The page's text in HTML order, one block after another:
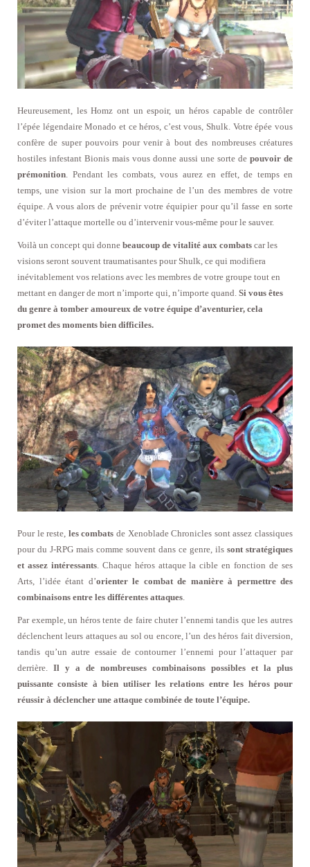
Heureusement, les Homz ont un espoir, un héros capable de contrôler
l’épée légendaire Monado et ce héros, c’est vous, Shulk. Votre épée vous
confère de super pouvoirs pour venir à bout des nombreuses créatures
hostiles infestant Bionis mais vous donne aussi une sorte de pouvoir de
prémonition . Pendant les combats, vous aurez en effet, de temps en
temps, une vision sur la mort prochaine de l’un des membres de votre
équipe. A vous alors de prévenir votre équipier pour qu’il fasse en sorte
d’éviter l’attaque mortelle ou d’intervenir vous-même pour le sauver.
Voilà un concept qui donne beaucoup de vitalité aux combats car les
visions seront souvent traumatisantes pour Shulk, ce qui modifiera
inévitablement vos relations avec les membres de votre groupe tout en
mettant en danger de mort n’importe qui, n’importe quand. Si vous êtes
du genre à tomber amoureux de votre équipe d’aventurier, cela
promet des moments bien difficiles.
Pour le reste, les combats de Xenoblade Chronicles sont assez classiques
pour du J-RPG mais comme souvent dans ce genre, ils sont stratégiques
et assez intéressants. Chaque héros attaque la cible en fonction de ses
Arts, l’idée étant d’orienter le combat de manière à permettre des
combinaisons entre les différentes attaques.
Par exemple, un héros tente de faire chuter l’ennemi tandis que les autres
déclenchent leurs attaques au sol ou encore, l’un des héros fait diversion,
tandis qu’un autre essaie de contourner l’ennemi pour l’attaquer par
derrière. Il y a de nombreuses combinaisons possibles et la plus
puissante consiste à bien utiliser les relations entre les héros pour
réussir à déclencher une attaque combinée de toute l’équipe.